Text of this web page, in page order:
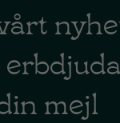
mejl